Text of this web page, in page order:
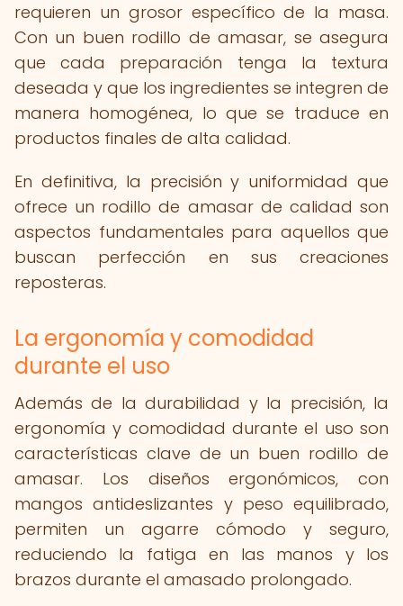
requieren un grosor específico de la masa.
Con un buen rodillo de amasar, se asegura
que cada preparación tenga la textura
deseada y que los ingredientes se integren de
manera homogénea, lo que se traduce en
productos finales de alta calidad.
En definitiva, la precisión y uniformidad que
ofrece un rodillo de amasar de calidad son
aspectos fundamentales para aquellos que
buscan perfección en sus creaciones
reposteras.
La ergonomía y comodidad
durante el uso
Además de la durabilidad y la precisión, la
ergonomía y comodidad durante el uso son
características clave de un buen rodillo de
amasar. Los diseños ergonómicos, con
mangos antideslizantes y peso equilibrado,
permiten un agarre cómodo y seguro,
reduciendo la fatiga en las manos y los
brazos durante el amasado prolongado.